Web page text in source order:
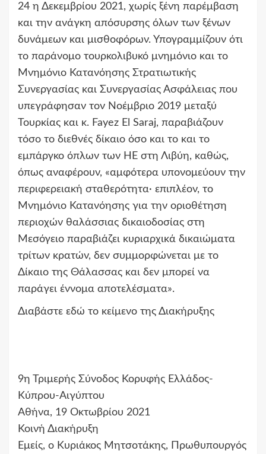
24 η Δεκεμβρίου 2021, χωρίς ξένη παρέμβαση
και την ανάγκη απόσυρσης όλων των ξένων
δυνάμεων και μισθοφόρων. Υπογραμμίζουν ότι
το παράνομο τουρκολιβυκό μνημόνιο και το
Μνημόνιο Κατανόησης Στρατιωτικής
Συνεργασίας και Συνεργασίας Ασφάλειας που
υπεγράφησαν τον Νοέμβριο 2019 μεταξύ
Τουρκίας και κ. Fayez El Saraj, παραβιάζουν
τόσο το διεθνές δίκαιο όσο και το και το
εμπάργκο όπλων των ΗΕ στη Λιβύη, καθώς,
όπως αναφέρουν, «αμφότερα υπονομεύουν την
περιφερειακή σταθερότητα· επιπλέον, το
Μνημόνιο Κατανόησης για την οριοθέτηση
περιοχών θαλάσσιας δικαιοδοσίας στη
Μεσόγειο παραβιάζει κυριαρχικά δικαιώματα
τρίτων κρατών, δεν συμμορφώνεται με το
Δίκαιο της Θάλασσας και δεν μπορεί να
παράγει έννομα αποτελέσματα».
Διαβάστε εδώ το κείμενο της Διακήρυξης
9η Τριμερής Σύνοδος Κορυφής Ελλάδος-
Κύπρου-Αιγύπτου
Αθήνα, 19 Οκτωβρίου 2021
Κοινή Διακήρυξη
Εμείς, ο Κυριάκος Μητσοτάκης, Πρωθυπουργός